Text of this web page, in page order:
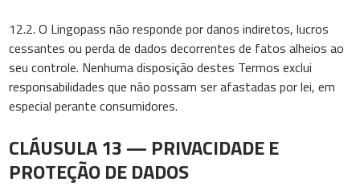
12.2. O Lingopass não responde por danos indiretos, lucros
cessantes ou perda de dados decorrentes de fatos alheios ao
seu controle. Nenhuma disposição destes Termos exclui
responsabilidades que não possam ser afastadas por lei, em
especial perante consumidores.
CLÁUSULA 13 — PRIVACIDADE E
PROTEÇÃO DE DADOS